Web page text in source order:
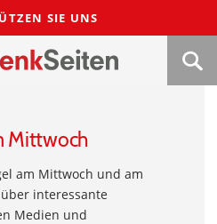
SIE UNS
Mittwoch
am Mittwoch und am
interessante
Medien und